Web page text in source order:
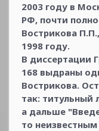
2003 году в
РФ, почти
Вострикова
1998 году.
В диссертации
168 выдраны
Вострикова.
так: титульный
а дальше
то